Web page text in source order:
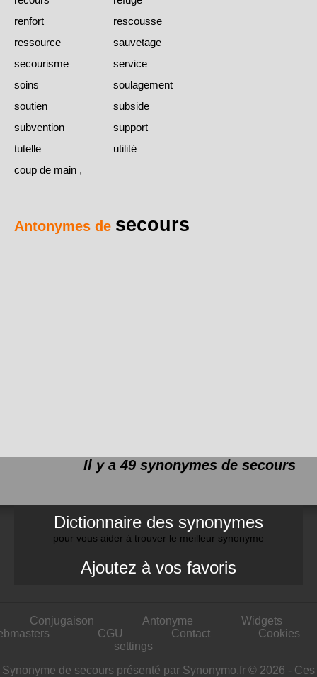
renfort
rescousse
ressource
sauvetage
secourisme
service
soins
soulagement
soutien
subside
subvention
support
tutelle
utilité
coup de main ,
Antonymes de secours
Il y a 49 synonymes de secours
Dictionnaire des synonymes
pour vous aider à trouver le meilleur synonyme
Ajoutez à vos favoris
Conjugaison Antonyme
Widgets
CGU Contact
Cookies
settings
Synonyme de secours présenté par Synonymo.fr © 2026 - Ces